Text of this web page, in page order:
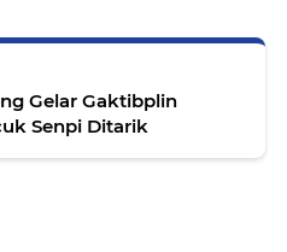
Gelar Gaktibplin
Senpi Ditarik